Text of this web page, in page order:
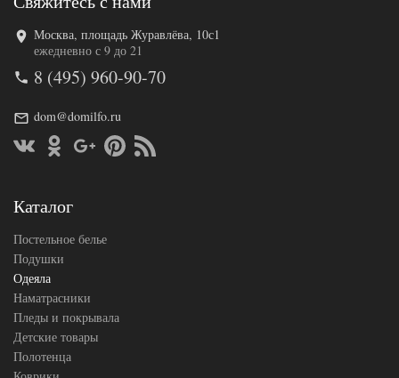
Код товара
547-329
Артикул
96157
Длина
Наполнитель
Шелк /
Производитель
Москва, площадь Журавлёва, 10с1
ежедневно с 9 до 21
8 (495) 960-90-70
dom@domilfo.ru
Каталог
Постельное белье
Подушки
Одеяла
Наматрасники
Пледы и покрывала
Детские товары
Полотенца